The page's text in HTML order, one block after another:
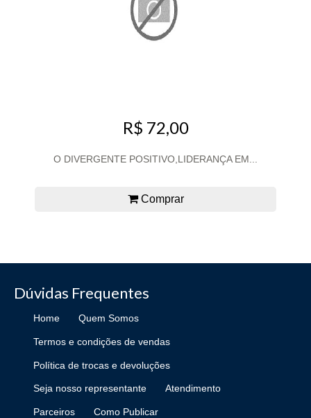
R$ 72,00
O DIVERGENTE POSITIVO,LIDERANÇA EM...
Comprar
Dúvidas Frequentes
Home Quem Somos
Termos e condições de vendas
Política de trocas e devoluções
Seja nosso representante Atendimento
Parceiros Como Publicar